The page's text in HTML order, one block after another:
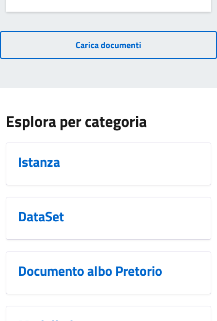
Carica documenti
Esplora per categoria
Istanza
DataSet
Documento albo Pretorio